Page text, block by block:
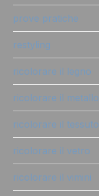
prove pratiche
restyling
ricolorare il legno
ricolorare il metallo
ricolorare il tessuto
ricolorare il vetro
ricolorare il vimini